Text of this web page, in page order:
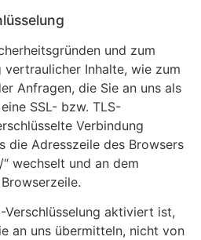
und zum
Inhalte, wie zum
Anfragen, die Sie an uns als
SSL- bzw. TLS-
Verbindung
die Adresszeile des Browsers
wechselt und an dem
Verschlüsselung aktiviert ist,
an uns übermitteln, nicht von